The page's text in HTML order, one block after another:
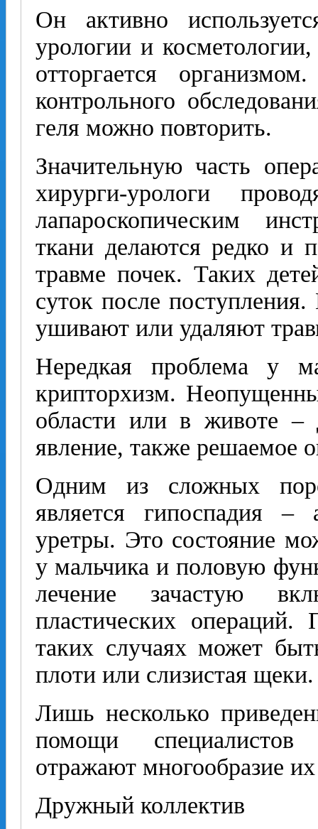
Он активно
урологии и
отторгается
контрольного
геля можно повторить.
Значительную часть
хирурги-урологи
лапароскопическим
ткани делаются редко и
травме почек. Таких
суток после
ушивают или удаляют
Нередкая проблема у
крипторхизм.
области или в животе –
явление, также решаемое
Одним из сложных
является гипоспадия
уретры. Это состояние
у мальчика и половую
лечение зачастую
пластических
таких случаях может
плоти или слизистая щеки.
Лишь несколько
помощи специалистов
отражают многообразие
Дружный коллектив